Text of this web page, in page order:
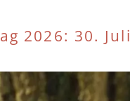
2026: 30. Juli